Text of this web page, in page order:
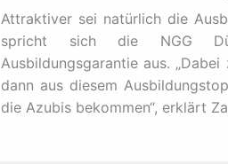
Attraktiver sei natürlich die
spricht sich die NGG
Ausbildungsgarantie aus.
dann aus diesem
die Azubis bekommen“, erklärt